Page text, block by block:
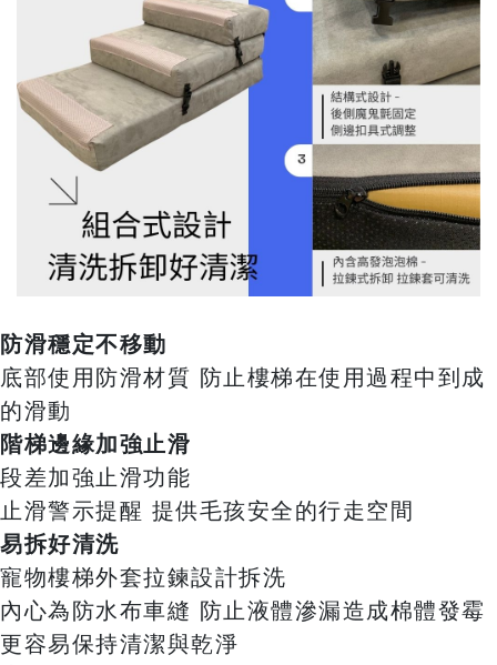
防滑穩定不移動
底部使用防滑材質 防止樓梯在使用過程中到成
的滑動
階梯邊緣加強止滑
段差加強止滑功能
止滑警示提醒 提供毛孩安全的行走空間
易拆好清洗
寵物樓梯外套拉鍊設計拆洗
內心為防水布車縫 防止液體滲漏造成棉體發霉
更容易保持清潔與乾淨